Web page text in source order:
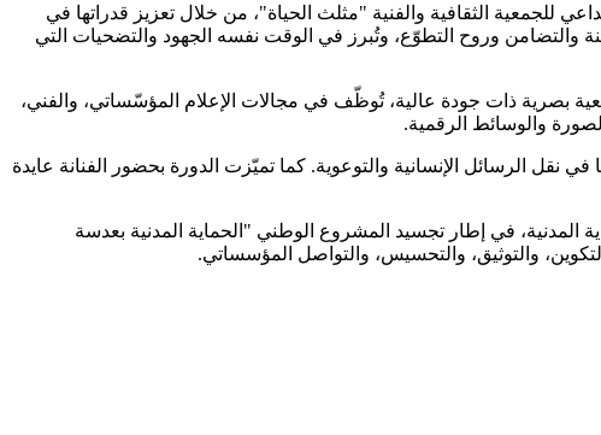
للجمعية الثقافية والفنية "مثلث الحياة"، من خلال تعزيز قدراتها في
والتضامن وروح التطوّع، وتُبرز في الوقت نفسه الجهود والتضحيات التي
بصرية ذات جودة عالية، تُوظّف في مجالات الإعلام المؤسّساتي، والفني،
والوسائط الرقمية.
الرسائل الإنسانية والتوعوية. كما تميّزت الدورة بحضور الفنانة عايدة
المدنية، في إطار تجسيد المشروع الوطني "الحماية المدنية بعدسة
والتوثيق، والتحسيس، والتواصل المؤسساتي.